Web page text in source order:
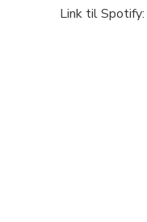
Link til Spotify: